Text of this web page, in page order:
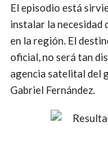
El episodio está
instalar la necesidad
en la región. El
oficial, no será tan
agencia satelital del
Gabriel Fernández.